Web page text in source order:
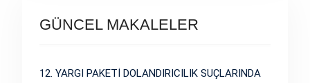
GÜNCEL MAKALELER
12. YARGI PAKETİ DOLANDIRICILIK SUÇLARINDA